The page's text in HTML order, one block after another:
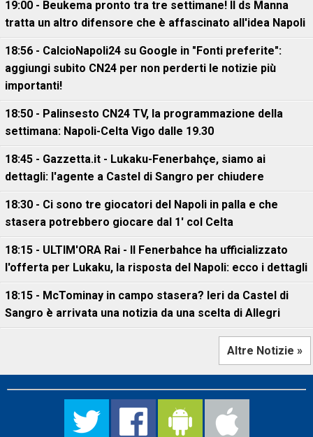
19:00 - Beukema pronto tra tre settimane! Il ds Manna
tratta un altro difensore che è affascinato all'idea Napoli
18:56 - CalcioNapoli24 su Google in "Fonti preferite":
aggiungi subito CN24 per non perderti le notizie più
importanti!
18:50 - Palinsesto CN24 TV, la programmazione della
settimana: Napoli-Celta Vigo dalle 19.30
18:45 - Gazzetta.it - Lukaku-Fenerbahçe, siamo ai
dettagli: l'agente a Castel di Sangro per chiudere
18:30 - Ci sono tre giocatori del Napoli in palla e che
stasera potrebbero giocare dal 1' col Celta
18:15 - ULTIM'ORA Rai - Il Fenerbahce ha ufficializzato
l'offerta per Lukaku, la risposta del Napoli: ecco i dettagli
18:15 - McTominay in campo stasera? Ieri da Castel di
Sangro è arrivata una notizia da una scelta di Allegri
Altre Notizie »